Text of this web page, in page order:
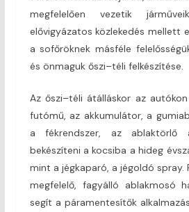
megfelelően vezetik
elővigyázatos közlekedés mellett
a sofőröknek másféle
és önmaguk őszi–téli felkészítése.
Az őszi–téli átálláskor az
futómű, az akkumulátor, a
a fékrendszer, az ablaktörlő
bekészíteni a kocsiba a hideg
mint a jégkaparó, a jégoldó spray.
megfelelő, fagyálló ablakmosó
segít a páramentesítők